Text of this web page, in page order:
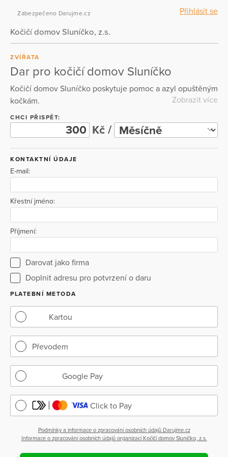
Přihlásit se
Zabezpečeno Darujme.cz
Kočičí domov Sluníčko, z.s.
ZVÍŘATA
Dar pro kočičí domov Sluníčko
Kočičí domov Sluníčko poskytuje pomoc a azyl opuštěným
kočkám.
Zobrazit více
CHCI PŘISPĚT:
Kč /
KONTAKTNÍ ÚDAJE
E-mail:
Křestní jméno:
Příjmení:
Darovat jako firma
Doplnit adresu pro potvrzení o daru
PLATEBNÍ METODA
Kartou
Převodem
Google Pay
Click to Pay
Podmínky a informace o zpracování osobních údajů Darujme.cz
Informace o zpracování osobních údajů organizací Kočičí domov Sluníčko, z.s.